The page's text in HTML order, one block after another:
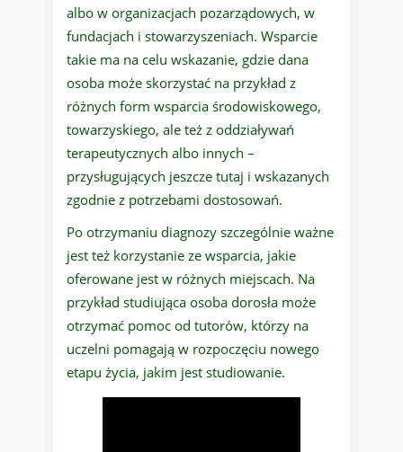
albo w organizacjach pozarządowych, w
fundacjach i stowarzyszeniach. Wsparcie
takie ma na celu wskazanie, gdzie dana
osoba może skorzystać na przykład z
różnych form wsparcia środowiskowego,
towarzyskiego, ale też z oddziaływań
terapeutycznych albo innych –
przysługujących jeszcze tutaj i wskazanych
zgodnie z potrzebami dostosowań.
Po otrzymaniu diagnozy szczególnie ważne
jest też korzystanie ze wsparcia, jakie
oferowane jest w różnych miejscach. Na
przykład studiująca osoba dorosła może
otrzymać pomoc od tutorów, którzy na
uczelni pomagają w rozpoczęciu nowego
etapu życia, jakim jest studiowanie.